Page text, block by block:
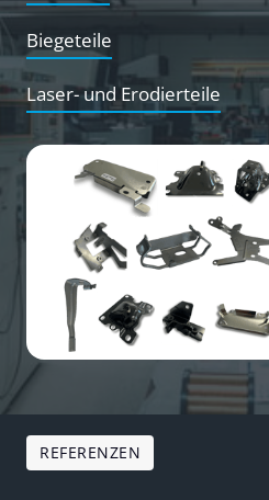
Biegeteile
Laser- und Erodierteile
REFERENZEN